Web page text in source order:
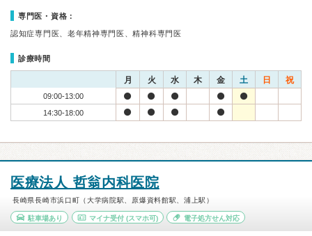
専門医・資格：
認知症専門医、老年精神専門医、精神科専門医
診療時間
月 火 水 木 金 土 日 祝
09:00-13:00
14:30-18:00
医療法人 哲翁内科医院
長崎県長崎市浜口町（大学病院駅、原爆資料館駅、浦上駅）
駐車場あり マイナ受付(スマホ可) 電子処方せん対応